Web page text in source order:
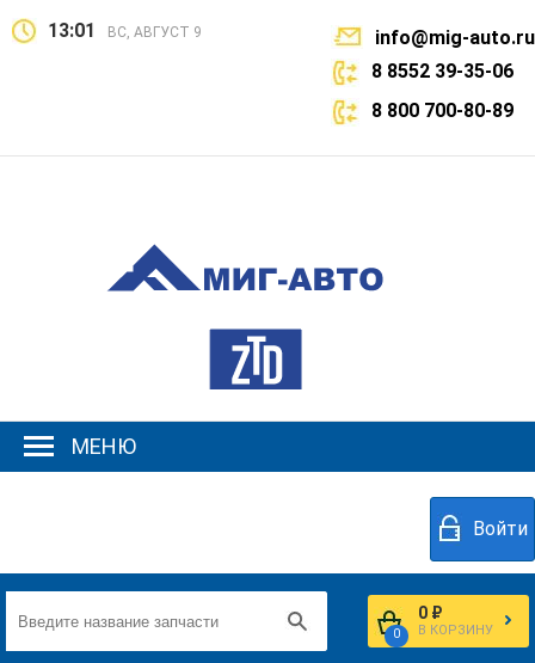
13:01 ВС, АВГУСТ 9
info@mig-auto.ru
8 8552 39-35-06
8 800 700-80-89
МЕНЮ
Войти
0
0 ₽
В КОРЗИНУ